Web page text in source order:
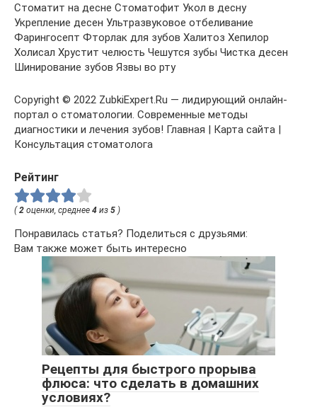
Стоматит на десне Стоматофит Укол в десну
Укрепление десен Ультразвуковое отбеливание
Фарингосепт Фторлак для зубов Халитоз Хепилор
Холисал Хрустит челюсть Чешутся зубы Чистка десен
Шинирование зубов Язвы во рту
Copyright © 2022 ZubkiExpert.Ru — лидирующий онлайн-
портал о стоматологии. Современные методы
диагностики и лечения зубов! Главная | Карта сайта |
Консультация стоматолога
Рейтинг
( 2 оценки, среднее 4 из 5 )
Понравилась статья? Поделиться с друзьями:
Вам также может быть интересно
Рецепты для быстрого прорыва
флюса: что сделать в домашних
условиях?